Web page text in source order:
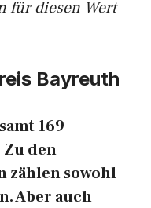
für diesen Wert
Bayreuth
169
den
zählen sowohl
Aber auch